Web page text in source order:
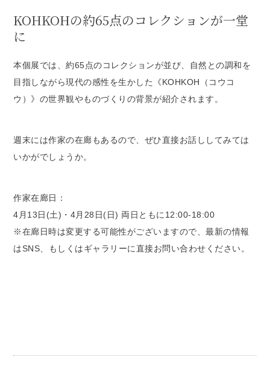
KOHKOHの約65点のコレクションが一堂
に
本個展では、約65点のコレクションが並び、自然との調和を
目指しながら現代の感性を生かした《KOHKOH（コウコ
ウ）》の世界観やものづくりの背景が紹介されます。
週末には作家の在廊もあるので、ぜひ直接お話ししてみては
いかがでしょうか。
作家在廊日：
4月13日(土)・4月28日(日) 両日ともに12:00-18:00
※在廊日時は変更する可能性がございますので、最新の情報
はSNS、もしくはギャラリーに直接お問い合わせください。